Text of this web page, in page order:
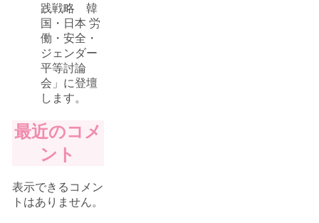
践戦略 韓
国・日本 労
働・安全・
ジェンダー
平等討論
会」に登壇
します。
最近のコメ
ント
表示できるコメン
トはありません。